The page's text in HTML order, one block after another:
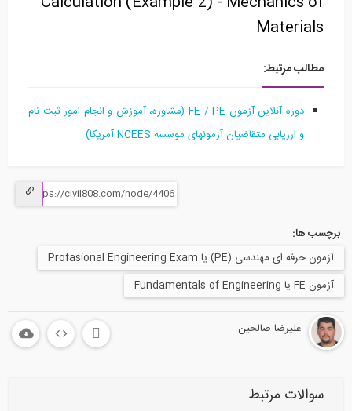
Materials
مطالب مرتبط:
دوره آنلاین آزمون FE / PE (مشاوره، آموزش و انجام امور ثبت نام
و ارزیابی متقاضیان آزمونهای موسسه NCEES آمریکا)
برچسب ها:
آزمون حرفه ای مهندسی (PE) یا Profasional Engineering Exam
آزمون FE یا Fundamentals of Engineering
علیرضا صالحین
سوالات مرتبط